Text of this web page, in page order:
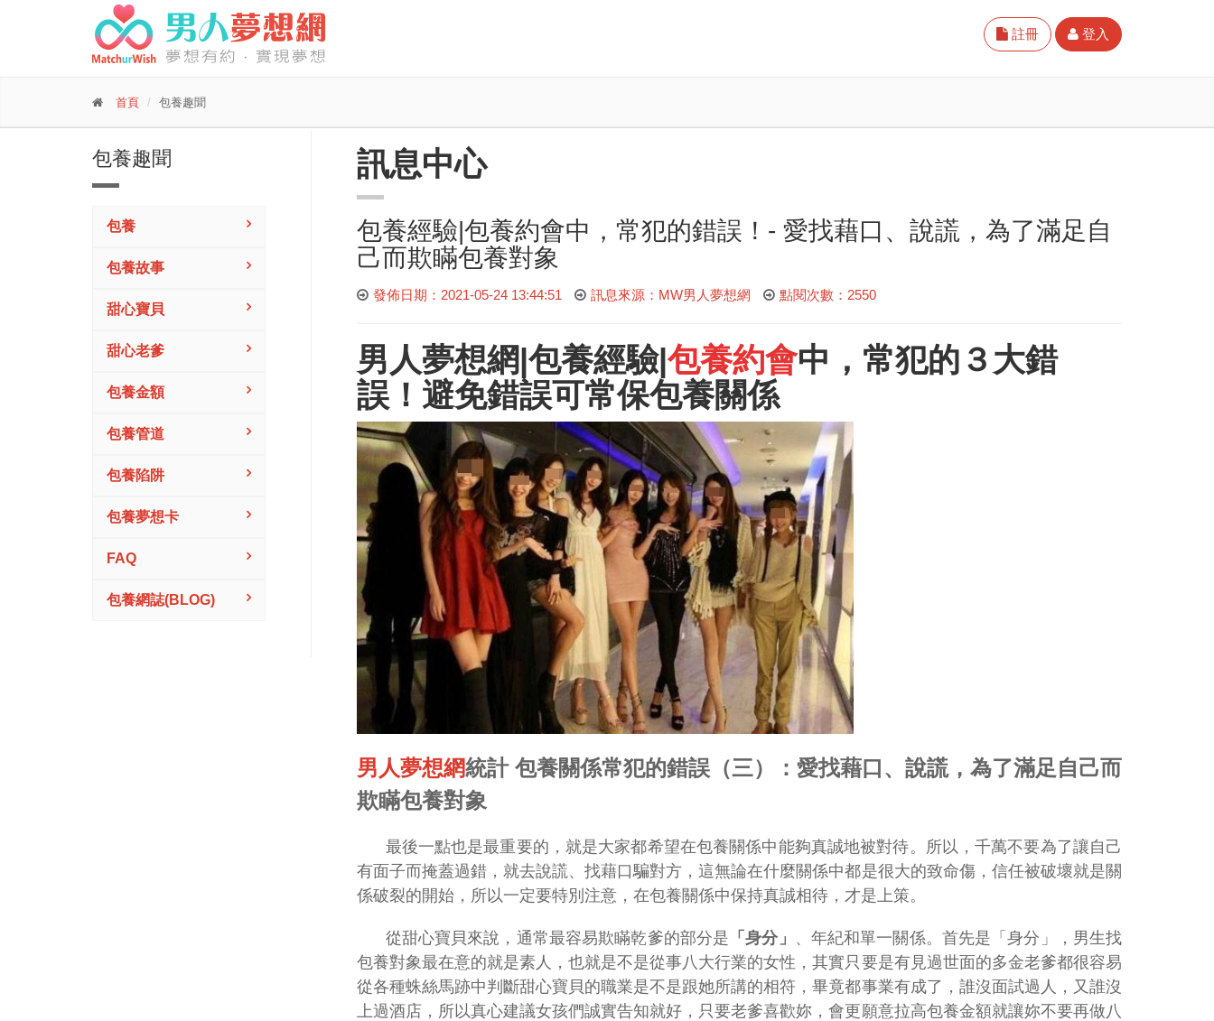
註冊 登入
首頁 包養趣聞
包養趣聞
包養
包養故事
甜心寶貝
甜心老爹
包養金額
包養管道
包養陷阱
包養夢想卡
FAQ
包養網誌(BLOG)
訊息中心
包養經驗|包養約會中，常犯的錯誤！- 愛找藉口、說謊，為了滿足自
己而欺瞞包養對象
發佈日期：2021-05-24 13:44:51 訊息來源：MW男人夢想網 點閱次數：2550
男人夢想網|包養經驗|包養約會中，常犯的３大錯
誤！避免錯誤可常保包養關係
男人夢想網統計 包養關係常犯的錯誤（三）：愛找藉口、說謊，為了滿足自己而
欺瞞包養對象
最後一點也是最重要的，就是大家都希望在包養關係中能夠真誠地被對待。所以，千萬不要為了讓自己
有面子而掩蓋過錯，就去說謊、找藉口騙對方，這無論在什麼關係中都是很大的致命傷，信任被破壞就是關
係破裂的開始，所以一定要特別注意，在包養關係中保持真誠相待，才是上策。
從甜心寶貝來說，通常最容易欺瞞乾爹的部分是 「身分」 、年紀和單一關係。首先是「身分」，男生找
包養對象最在意的就是素人，也就是不是從事八大行業的女性，其實只要是有見過世面的多金老爹都很容易
從各種蛛絲馬跡中判斷甜心寶貝的職業是不是跟她所講的相符，畢竟都事業有成了，誰沒面試過人，又誰沒
上過酒店，所以真心建議女孩們誠實告知就好，只要老爹喜歡妳，會更願意拉高包養金額就讓妳不要再做八